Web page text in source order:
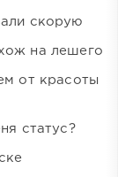
скорую
на лешего
от красоты
статус?